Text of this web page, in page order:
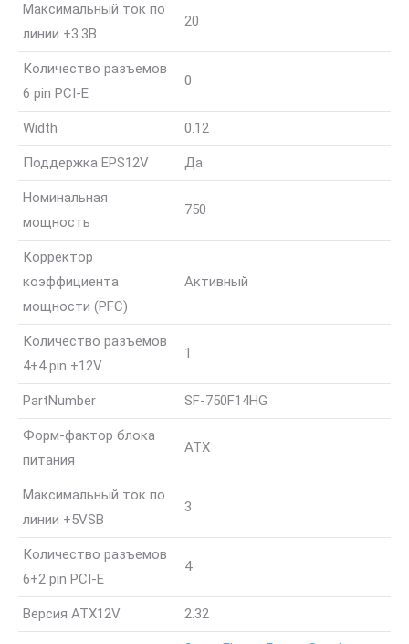
Максимальный ток по
линии +3.3В
20
Количество разъемов
6 pin PCI-E
0
Width 0.12
Поддержка EPS12V Да
Номинальная
мощность
750
Корректор
коэффициента
мощности (PFC)
Активный
Количество разъемов
4+4 pin +12V
1
PartNumber SF-750F14HG
Форм-фактор блока
питания
ATX
Максимальный ток по
линии +5VSB
3
Количество разъемов
6+2 pin PCI-E
4
Версия ATX12V 2.32